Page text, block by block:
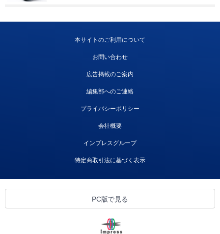
本サイトのご利用について
お問い合わせ
広告掲載のご案内
編集部へのご連絡
プライバシーポリシー
会社概要
インプレスグループ
特定商取引法に基づく表示
PC版で見る